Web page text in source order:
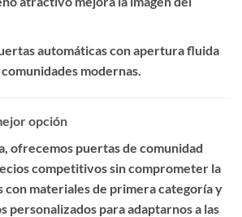
automáticas con apertura fluida
modernas.
opción
ofrecemos puertas de comunidad
competitivossin comprometer la
con materiales de primera categoría y
personalizados para adaptarnos a las